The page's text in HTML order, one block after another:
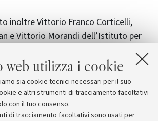
web utilizza i cookie
sia cookie tecnici necessari per il suo
e altri strumenti di tracciamento facoltativi
con il tuo consenso.
di tracciamento facoltativi sono usati per
inoltre Vittorio Franco Corticelli,
e Vittorio Morandi dell’Istituto per
Albonetti dell’Istituto per lo
nanostrutturati (ISMN) del CNR di
Hauzer e Jonathan Erez della
of Jerusalem.